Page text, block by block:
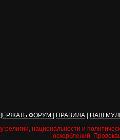
ФОРУМ ПРАВИЛА
НАШ
религии, национальности и
оскорблений.